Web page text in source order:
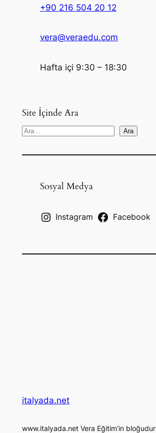
+90 216 504 20 12
vera@veraedu.com
Hafta içi 9:30 – 18:30
Site İçinde Ara
S
a
Ara
Sosyal Medya
Instagram Facebook
italyada.net
www.italyada.net Vera Eğitim'in bloğudur